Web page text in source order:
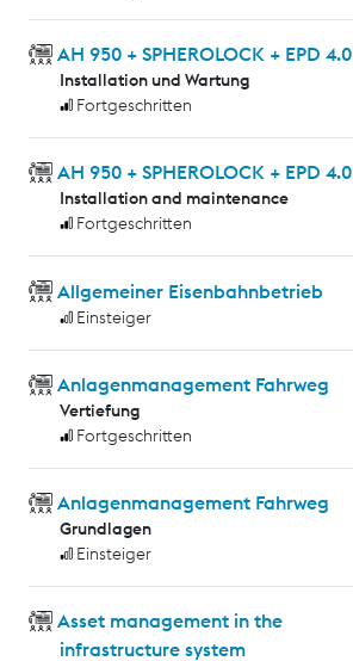
AH 950 + SPHEROLOCK + EPD 4.0
Installation und Wartung
Fortgeschritten
AH 950 + SPHEROLOCK + EPD 4.0
Installation and maintenance
Fortgeschritten
Allgemeiner Eisenbahnbetrieb
Einsteiger
Anlagenmanagement Fahrweg
Vertiefung
Fortgeschritten
Anlagenmanagement Fahrweg
Grundlagen
Einsteiger
Asset management in the
infrastructure system